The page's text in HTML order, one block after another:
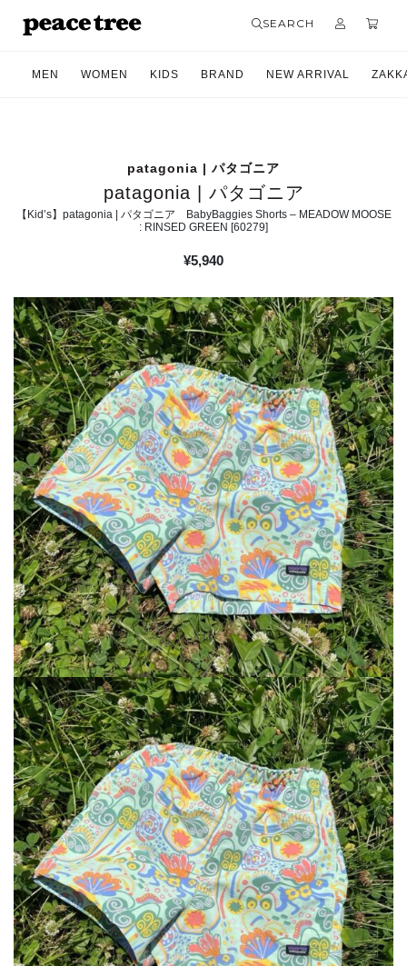
SEARCH
MEN WOMEN KIDS BRAND NEW ARRIVAL
patagonia | パタゴニア
patagonia | パタゴニア
【Kid’s】patagonia | パタゴニア BabyBaggies Shorts – MEADOW MOOSE
: RINSED GREEN [60279]
¥5,940